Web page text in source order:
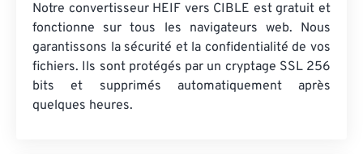
Notre convertisseur HEIF vers CIBLE est gratuit et
fonctionne sur tous les navigateurs web. Nous
garantissons la sécurité et la confidentialité de vos
fichiers. Ils sont protégés par un cryptage SSL 256
bits et supprimés automatiquement après
quelques heures.